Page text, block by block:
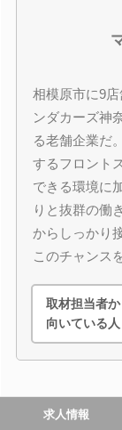
相模原市に9
ンダカーズ神
る老舗企業だ
するフロント
できる環境に
りと抜群の働
からしっかり
このチャンス
取材担当者
向いている
求人情報